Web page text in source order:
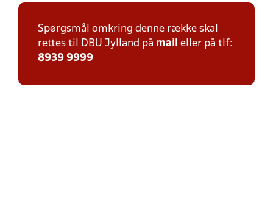
Spørgsmål omkring denne række skal
rettes til DBU Jylland på mail eller på tlf:
8939 9999